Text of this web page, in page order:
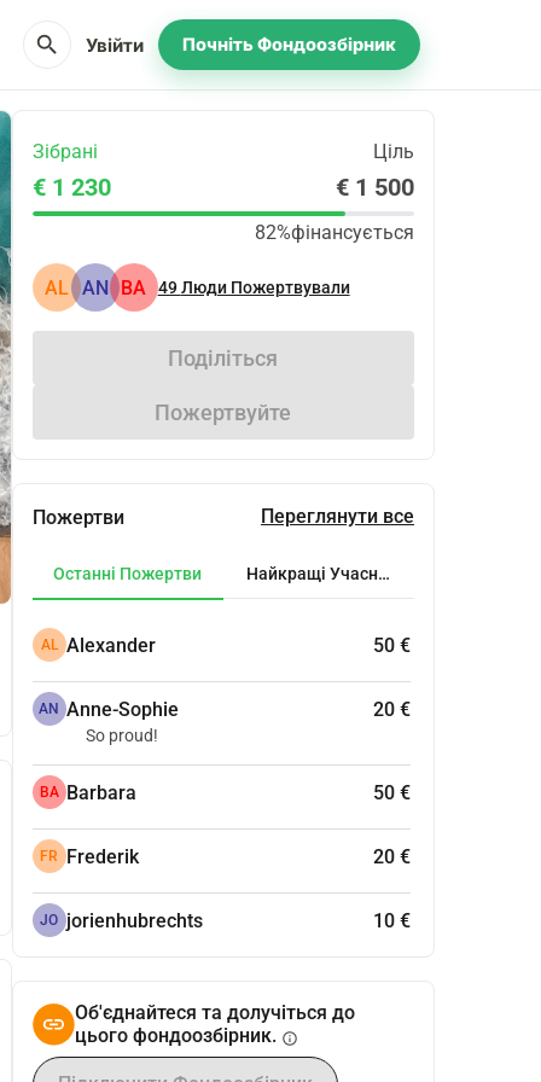
search Увійти Почніть Фондоозбірник
Зібрані Ціль
€ 1 230 € 1 500
82%фінансується
AL AN BA 49Люди Пожертвували
Поділіться
Пожертвуйте
Пожертви Переглянути все
Останні Пожертви Найкращі Учасники
AL Alexander 50 €
AN Anne-Sophie 20 €
So proud!
BA Barbara 50 €
FR Frederik 20 €
JO jorienhubrechts 10 €
Об'єднайтеся та долучіться до
цього фондоозбірник. info